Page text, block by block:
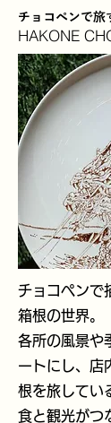
チョコペンで旅
HAKONE
チョコペンで
箱根の世界。
各所の風景や
ートにし、店
根を旅してい
食と観光がつ